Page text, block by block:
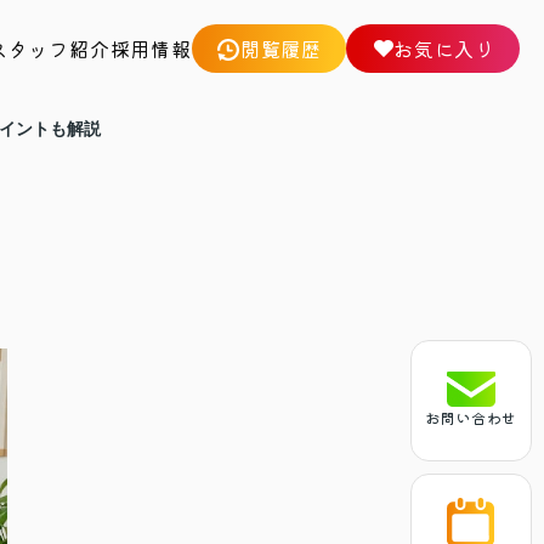
タッフ紹介採用情報 閲覧履歴 お気に入り
お問い合わせ
ントも解説